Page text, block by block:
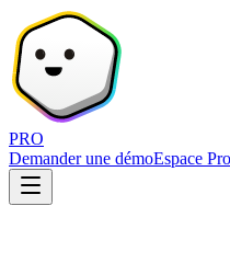
PRO
Demander une démoEspace Pro